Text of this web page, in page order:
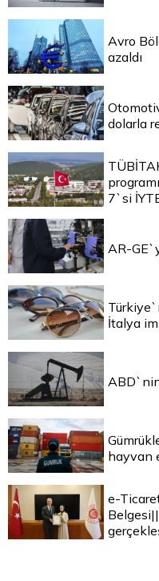
Avro
azaldı
dolarla
7`si
AR-
İtalya
hayvan
e-